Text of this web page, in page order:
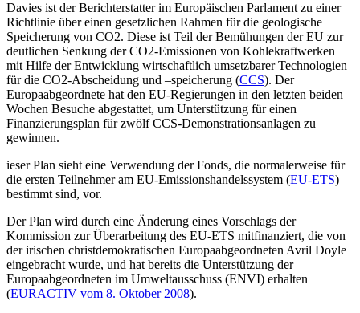
Davies ist der Berichterstatter im Europäischen Parlament zu einer
Richtlinie über einen gesetzlichen Rahmen für die geologische
Speicherung von CO2. Diese ist Teil der Bemühungen der EU zur
deutlichen Senkung der CO2-Emissionen von Kohlekraftwerken
mit Hilfe der Entwicklung wirtschaftlich umsetzbarer Technologien
für die CO2-Abscheidung und –speicherung (CCS). Der
Europaabgeordnete hat den EU-Regierungen in den letzten beiden
Wochen Besuche abgestattet, um Unterstützung für einen
Finanzierungsplan für zwölf CCS-Demonstrationsanlagen zu
gewinnen.
ieser Plan sieht eine Verwendung der Fonds, die normalerweise für
die ersten Teilnehmer am EU-Emissionshandelssystem (EU-ETS)
bestimmt sind, vor.
Der Plan wird durch eine Änderung eines Vorschlags der
Kommission zur Überarbeitung des EU-ETS mitfinanziert, die von
der irischen christdemokratischen Europaabgeordneten Avril Doyle
eingebracht wurde, und hat bereits die Unterstützung der
Europaabgeordneten im Umweltausschuss (ENVI) erhalten
(EURACTIV vom 8. Oktober 2008).